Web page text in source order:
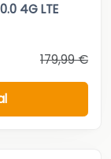
4G LTE
179,99 €